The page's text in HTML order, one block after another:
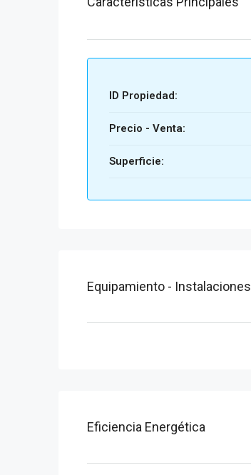
ID Propiedad:
Precio - Venta:
Superficie:
Equipamiento - Instalaciones
Eficiencia Energética